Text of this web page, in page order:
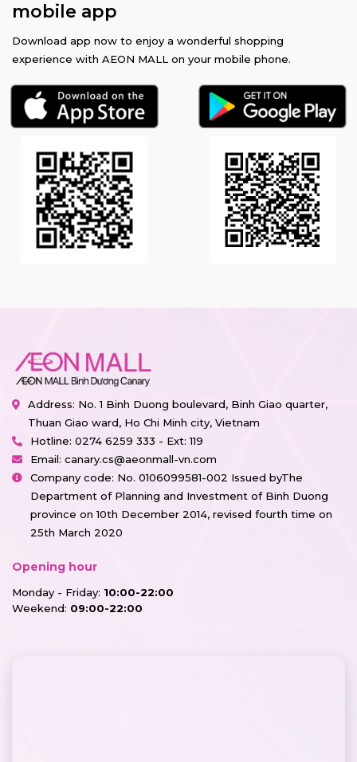
mobile app
Download app now to enjoy a wonderful shopping
experience with AEON MALL on your mobile phone.
Address: No. 1 Binh Duong boulevard, Binh Giao quarter,
Thuan Giao ward, Ho Chi Minh city, Vietnam
Hotline: 0274 6259 333 - Ext: 119
Email: canary.cs@aeonmall-vn.com
Company code: No. 0106099581-002 Issued byThe
Department of Planning and Investment of Binh Duong
province on 10th December 2014, revised fourth time on
25th March 2020
Opening hour
Monday - Friday: 10:00-22:00
Weekend: 09:00-22:00